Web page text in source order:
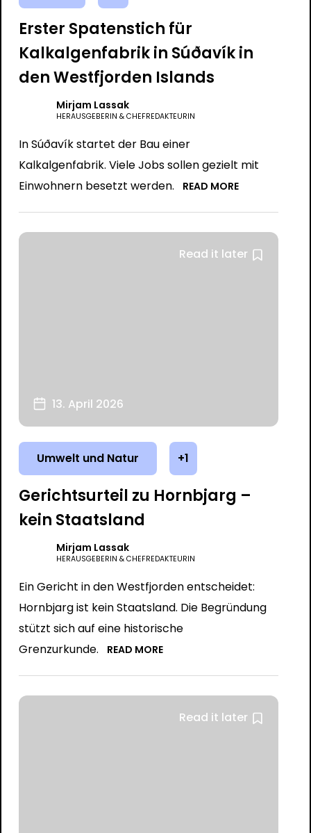
Erster Spatenstich für
Kalkalgenfabrik in Súðavík in
den Westfjorden Islands
Mirjam Lassak
HERAUSGEBERIN & CHEFREDAKTEURIN
In Súðavík startet der Bau einer
Kalkalgenfabrik. Viele Jobs sollen gezielt mit
Einwohnern besetzt werden.
READ MORE
Read it later
13. April 2026
Umwelt und Natur +1
Gerichtsurteil zu Hornbjarg –
kein Staatsland
Mirjam Lassak
HERAUSGEBERIN & CHEFREDAKTEURIN
Ein Gericht in den Westfjorden entscheidet:
Hornbjarg ist kein Staatsland. Die Begründung
stützt sich auf eine historische
Grenzurkunde.
READ MORE
Read it later